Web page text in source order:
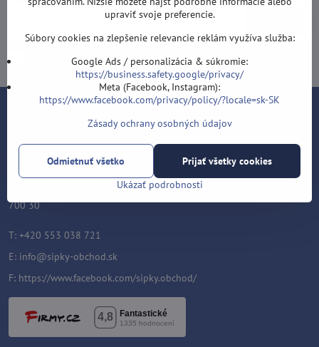
Chcem sa prihlásiť k odberu noviniek e-mailom
Šípky-obchod.sk
Roman Šostek
Velflíkova 1632/11
700 30
T: +420 553 038 721
E: info@sipky-obchod.sk
F: https://www.facebook.com/sipky.obchod/
upraviť svoje preferencie.
Súbory cookies na zlepšenie relevancie reklám využíva služba:
Google Ads / personalizácia & súkromie:
https://business.safety.google/privacy/
Meta (Facebook, Instagram):
https://www.facebook.com/privacy/policy/?locale=sk-SK
Zásady ochrany osobných údajov
Ukázať podrobnosti
Prijať všetky cookies
Odmietnuť všetko